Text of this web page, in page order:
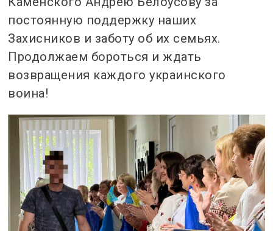
постоянную поддержку наших
Захисников и заботу об их семьях.
Продолжаем бороться и ждать
возвращения каждого украинского
воина!